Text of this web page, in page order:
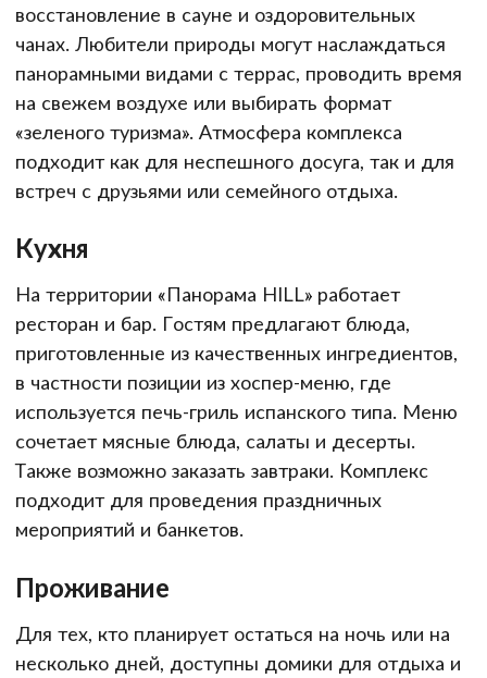
восстановление в сауне и оздоровительных
чанах. Любители природы могут наслаждаться
панорамными видами с террас, проводить время
на свежем воздухе или выбирать формат
«зеленого туризма». Атмосфера комплекса
подходит как для неспешного досуга, так и для
встреч с друзьями или семейного отдыха.
Кухня
На территории «Панорама HILL» работает
ресторан и бар. Гостям предлагают блюда,
приготовленные из качественных ингредиентов,
в частности позиции из хоспер-меню, где
используется печь-гриль испанского типа. Меню
сочетает мясные блюда, салаты и десерты.
Также возможно заказать завтраки. Комплекс
подходит для проведения праздничных
мероприятий и банкетов.
Проживание
Для тех, кто планирует остаться на ночь или на
несколько дней, доступны домики для отдыха и